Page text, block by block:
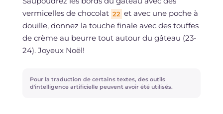
vermicelles de chocolat 22 et avec une poche à
douille, donnez la touche finale avec des touffes
de crème au beurre tout autour du gâteau (23-
24). Joyeux Noël!
Pour la traduction de certains textes, des outils
d'intelligence artificielle peuvent avoir été utilisés.